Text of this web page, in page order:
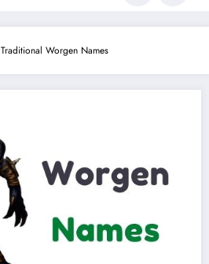
Traditional Worgen Names